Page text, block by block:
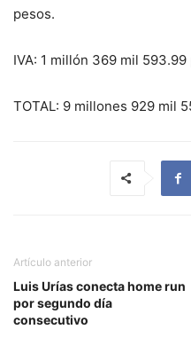
pesos.
IVA: 1 millón 369 mil 593.99
TOTAL: 9 millones 929 mil
Artículo anterior
Luis Urías conecta home run
por segundo día
consecutivo